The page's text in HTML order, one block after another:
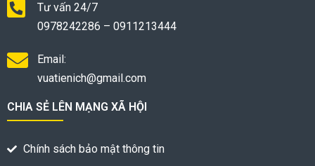
Tư vấn 24/7
0978242286 – 0911213444
Email:
vuatienich@gmail.com
CHIA SẺ LÊN MẠNG XÃ HỘI
Chính sách bảo mật thông tin